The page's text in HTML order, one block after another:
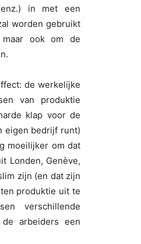
in met een
worden gebruikt
ook om de
de werkelijke
van produktie
klap voor de
eigen bedrijf runt)
moeilijker om dat
Londen, Genève,
zijn (en dat zijn
produktie uit te
verschillende
arbeiders een